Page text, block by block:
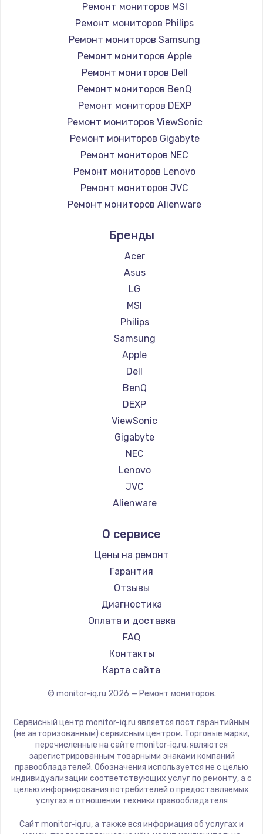
Ремонт мониторов MSI
Ремонт мониторов Philips
Ремонт мониторов Samsung
Ремонт мониторов Apple
Ремонт мониторов Dell
Ремонт мониторов BenQ
Ремонт мониторов DEXP
Ремонт мониторов ViewSonic
Ремонт мониторов Gigabyte
Ремонт мониторов NEC
Ремонт мониторов Lenovo
Ремонт мониторов JVC
Ремонт мониторов Alienware
Ремонт мониторов Thunderobot
Ремонт мониторов Hisense
Ремонт мониторов АОС
Ремонт мониторов Ardor
Ремонт мониторов Machenike
Ремонт мониторов iru
Ремонт мониторов Titan Army
Ремонт мониторов iFFALCON
Ремонт мониторов Dahua
Бренды
Acer
Asus
LG
MSI
Philips
Samsung
Apple
Dell
BenQ
DEXP
ViewSonic
Gigabyte
NEC
Lenovo
JVC
Alienware
Thunderobot
Hisense
АОС
Ardor
Machenike
iru
Titan Army
iFFALCON
Dahua
О сервисе
Цены на ремонт
Гарантия
Отзывы
Диагностика
Оплата и доставка
FAQ
Контакты
Карта сайта
© monitor-iq.ru 2026 — Ремонт мониторов.
Сервисный центр monitor-iq.ru является пост гарантийным
(не авторизованным) сервисным центром. Торговые марки,
перечисленные на сайте monitor-iq.ru, являются
зарегистрированным товарными знаками компаний
правообладателей. Обозначения используется не с целью
индивидуализации соответствующих услуг по ремонту, а с
целью информирования потребителей о предоставляемых
услугах в отношении техники правообладателя
Сайт monitor-iq.ru, а также вся информация об услугах и